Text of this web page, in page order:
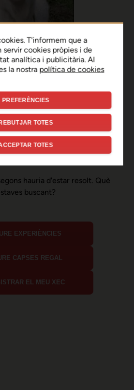
disculpa!
hi ha hagut un
temporal
hauria d'estar resolt. Què
buscant?
EXPERIÈNCIES
CAPSES REGAL
EL MEU XEC
T'informem que a
servir cookies pròpies i de
analítica i publicitària. Al
la nostra política de cookies
PREFERÈNCIES
TOTES
TOTES